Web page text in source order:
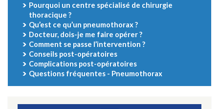
Pourquoi un centre spécialisé de chirurgie
thoracique ?
Qu’est ce qu’un pneumothorax ?
Docteur, dois-je me faire opérer ?
Comment se passe l’intervention ?
Conseils post-opératoires
Complications post-opératoires
Questions fréquentes - Pneumothorax